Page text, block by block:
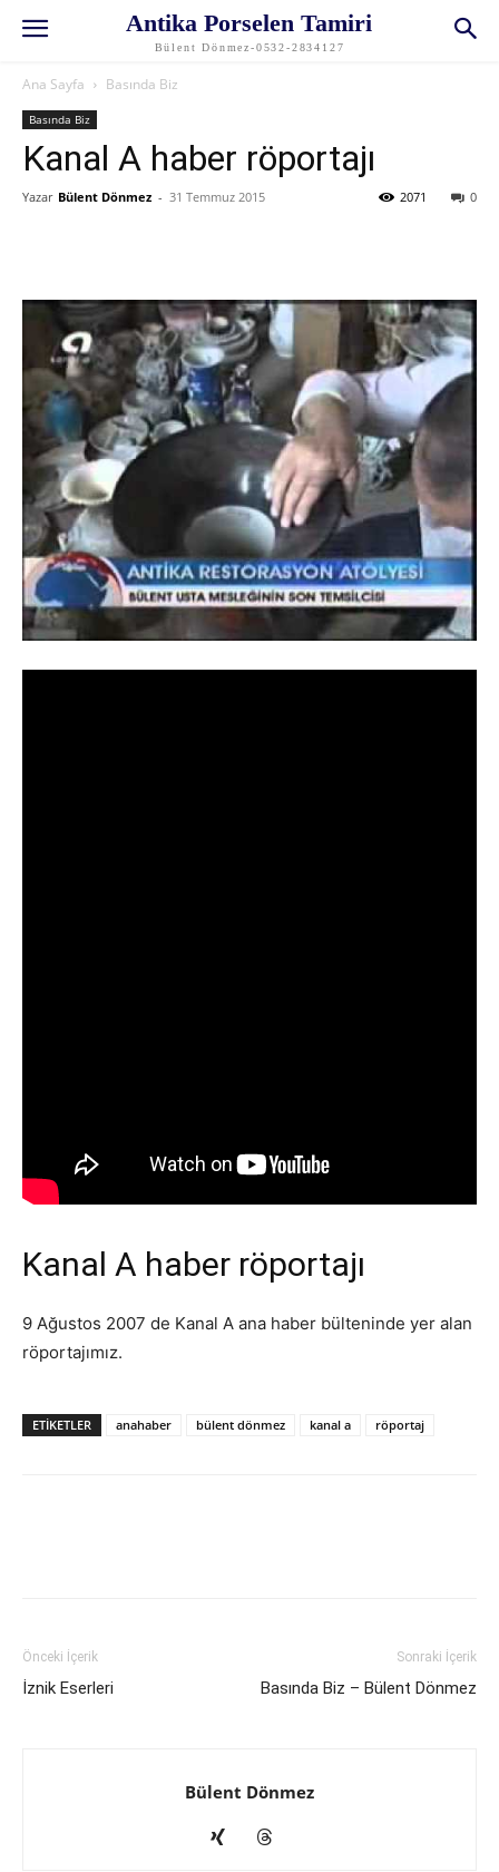
Antika Porselen Tamiri
Bülent Dönmez-0532-2834127
Ana Sayfa Basında Biz
Basında Biz
Kanal A haber röportajı
Yazar Bülent Dönmez - 31 Temmuz 2015 0
2071
Kanal A haber röportajı
9 Ağustos 2007 de Kanal A ana haber bülteninde yer alan
röportajımız.
ETIKETLER anahaber bülent dönmez kanal a röportaj
Önceki İçerik
İznik Eserleri
Sonraki İçerik
Basında Biz – Bülent Dönmez
Bülent Dönmez